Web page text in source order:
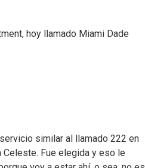
hoy llamado Miami Dade
similar al llamado 222 en
Fue elegida y eso le